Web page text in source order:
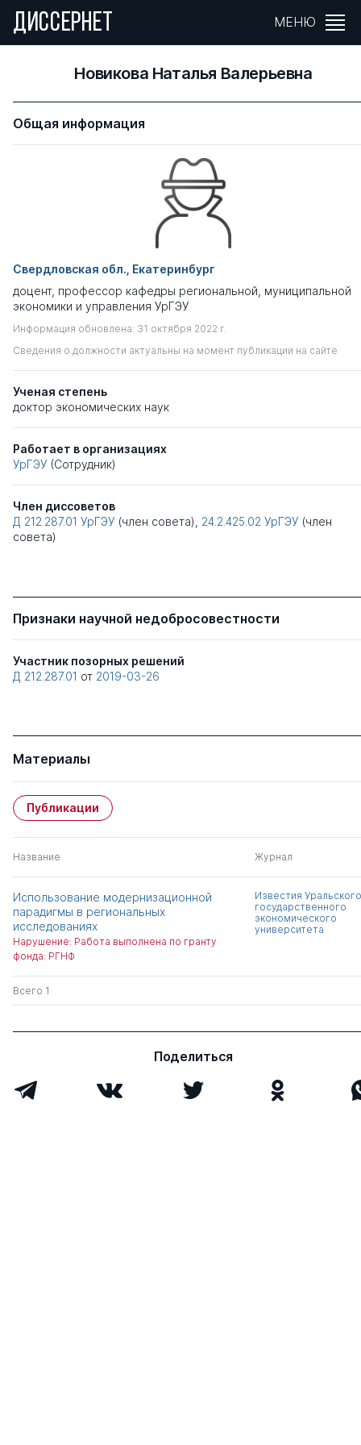
ДИССЕРНЕТ МЕНЮ
Новикова Наталья Валерьевна
Общая информация
Свердловская обл., Екатеринбург
доцент, профессор кафедры региональной, муниципальной
экономики и управления УрГЭУ
Информация обновлена: 31 октября 2022 г.
Сведения о должности актуальны на момент публикации на сайте
Ученая степень
доктор экономических наук
Работает в организациях
УрГЭУ (Сотрудник)
Член диссоветов
Д 212.287.01 УрГЭУ (член совета), 24.2.425.02 УрГЭУ (член
совета)
Признаки научной недобросовестности
Участник позорных решений
Д 212.287.01 от 2019-03-26
Материалы
Публикации
Название Журнал
Использование модернизационной
парадигмы в региональных
исследованиях
Нарушение: Работа выполнена по гранту
фонда: РГНФ
Известия Уральского
государственного
экономического
университета
Всего 1
Поделиться